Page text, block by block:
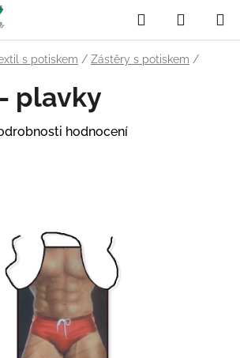
Hledat
KOŠÍK
s potiskem / Zástěry s potiskem /
plavky
hodnocení